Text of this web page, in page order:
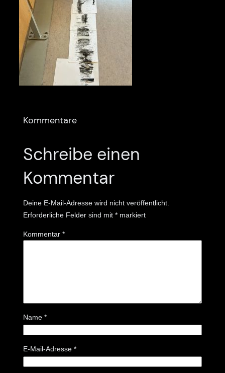
Kommentare
Schreibe einen
Kommentar
Deine E-Mail-Adresse wird nicht veröffentlicht.
Erforderliche Felder sind mit * markiert
Kommentar *
Name *
E-Mail-Adresse *